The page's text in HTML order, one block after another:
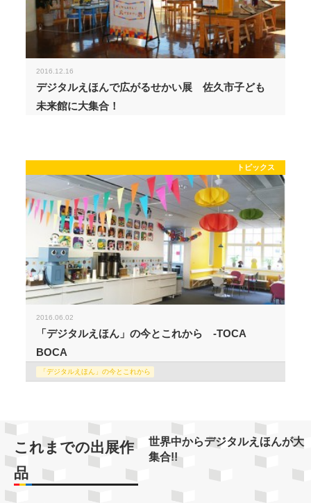
2016.12.16
デジタルえほんで広がるせかい展 佐久市子ども
未来館に大集合！
トピックス
2016.06.02
「デジタルえほん」の今とこれから -TOCA
BOCA
「デジタルえほん」の今とこれから
これまでの出展作
品
世界中からデジタルえほんが大
集合!!